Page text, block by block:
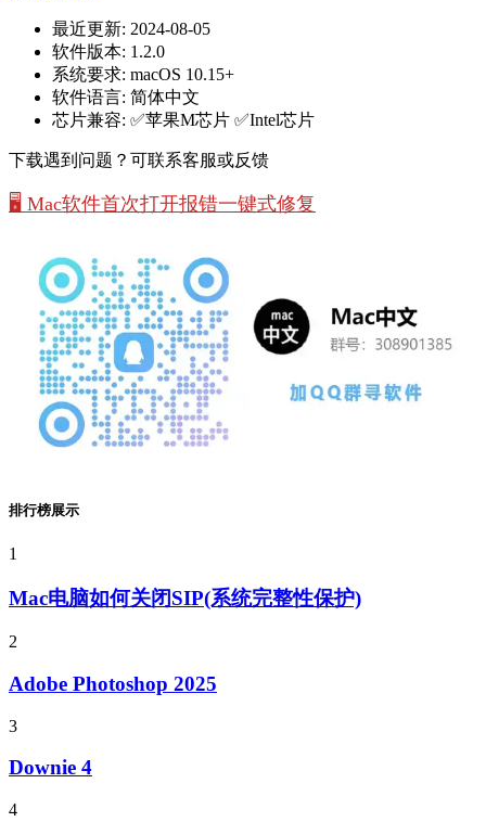
最近更新: 2024-08-05
软件版本: 1.2.0
系统要求: macOS 10.15+
软件语言: 简体中文
芯片兼容: ✅苹果M芯片 ✅Intel芯片
下载遇到问题？可联系客服或反馈
🖥️ Mac软件首次打开报错一键式修复
排行榜展示
1
Mac电脑如何关闭SIP(系统完整性保护)
2
Adobe Photoshop 2025
3
Downie 4
4